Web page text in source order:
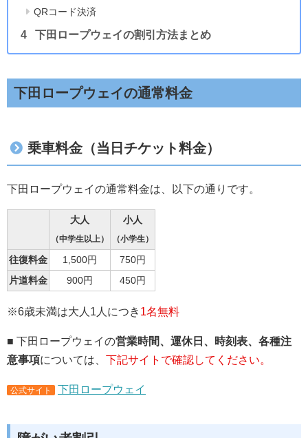
QRコード決済
下田ロープウェイの割引方法まとめ
下田ロープウェイの通常料金
乗車料金（当日チケット料金）
下田ロープウェイの通常料金は、以下の通りです。
大人
（中学生以上）
小人
（小学生）
往復料金 1,500円
750円
片道料金
900円 450円
※6歳未満は大人1人につき 1名無料
■ 下田ロープウェイの営業時間、運休日、時刻表、各種注
意事項については、 下記サイトで確認してください。
公式サイト 下田ロープウェイ